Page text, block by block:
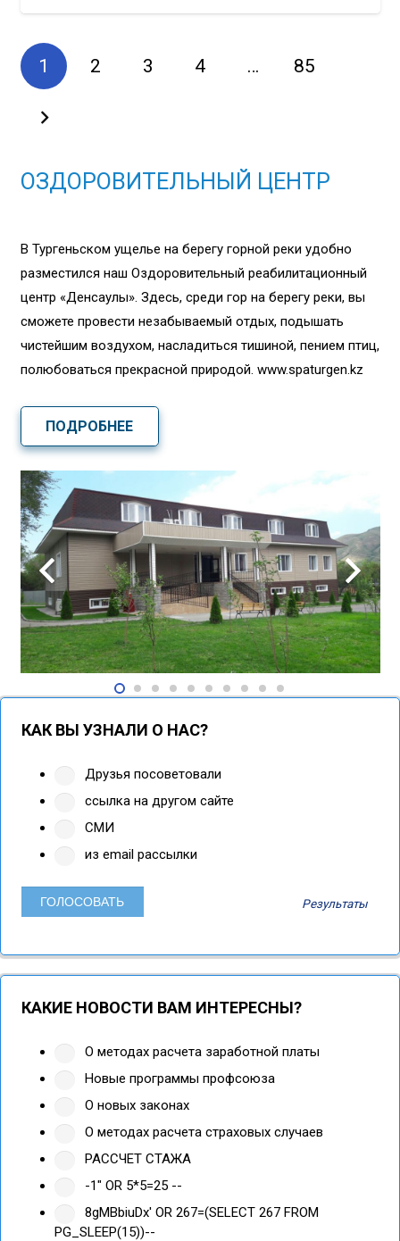
1 2 3 4 … 85
ОЗДОРОВИТЕЛЬНЫЙ ЦЕНТР
В Тургеньском ущелье на берегу горной реки удобно
разместился наш Оздоровительный реабилитационный
центр «Денсаулық». Здесь, среди гор на берегу реки, вы
сможете провести незабываемый отдых, подышать
чистейшим воздухом, насладиться тишиной, пением птиц,
полюбоваться прекрасной природой. www.spaturgen.kz
ПОДРОБНЕЕ
КАК ВЫ УЗНАЛИ О НАС?
Друзья посоветовали
ссылка на другом сайте
СМИ
из email рассылки
Результаты
КАКИЕ НОВОСТИ ВАМ ИНТЕРЕСНЫ?
О методах расчета заработной платы
Новые программы профсоюза
О новых законах
О методах расчета страховых случаев
РАССЧЕТ СТАЖА
-1" OR 5*5=25 --
8gMBbiuDx' OR 267=(SELECT 267 FROM
PG_SLEEP(15))--